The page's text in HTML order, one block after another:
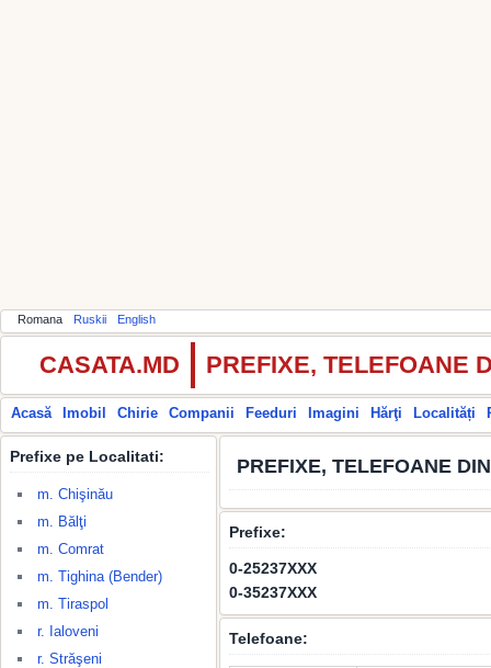
Romana Ruskii English
CASATA.MD PREFIXE, TELEFOANE
Acasă Imobil Chirie Companii Feeduri Imagini Hărţi Localități
Prefixe pe Localitati:
m. Chişinău
m. Bălţi
m. Comrat
m. Tighina (Bender)
m. Tiraspol
r. Ialoveni
r. Străşeni
PREFIXE, TELEFOANE
Prefixe:
0-25237XXX
0-35237XXX
Telefoane: